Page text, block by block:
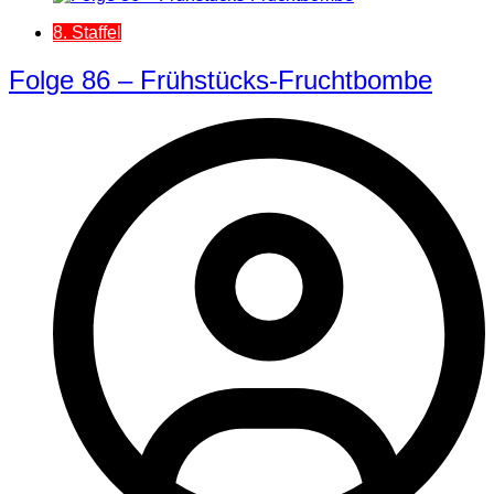
8. Staffel
Folge 86 – Frühstücks-Fruchtbombe